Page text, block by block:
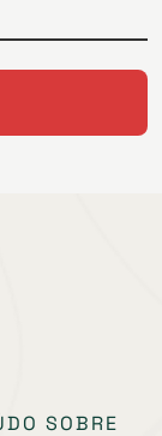
SOBRE